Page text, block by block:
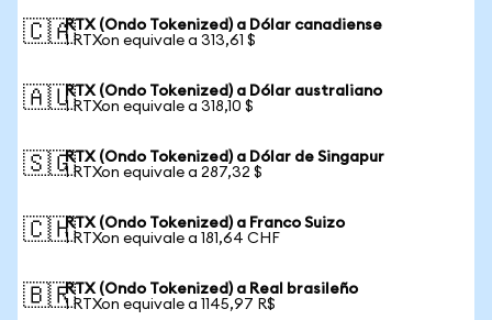
🇨🇦RTX (Ondo Tokenized) a Dólar canadiense
1 RTXon equivale a 313,61 $
🇦🇺RTX (Ondo Tokenized) a Dólar australiano
1 RTXon equivale a 318,10 $
🇸🇬RTX (Ondo Tokenized) a Dólar de Singapur
1 RTXon equivale a 287,32 $
🇨🇭RTX (Ondo Tokenized) a Franco Suizo
1 RTXon equivale a 181,64 CHF
🇧🇷RTX (Ondo Tokenized) a Real brasileño
1 RTXon equivale a 1145,97 R$